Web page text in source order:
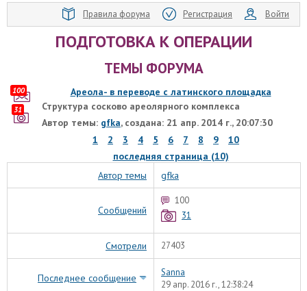
Правила форума Регистрация Войти
ПОДГОТОВКА К ОПЕРАЦИИ
ТЕМЫ ФОРУМА
Ареола- в переводе с латинского площадка
Структура сосково ареолярного комплекса
Автор темы: gfka, создана: 21 апр. 2014 г., 20:07:30
1
2 3 4 5 6 7 8 9
10
последняя страница (10)
100
31
Автор темы gfka
Сообщений
100
31
Смотрели 27403
Последнее сообщение
Sanna
29 апр. 2016 г., 12:38:24